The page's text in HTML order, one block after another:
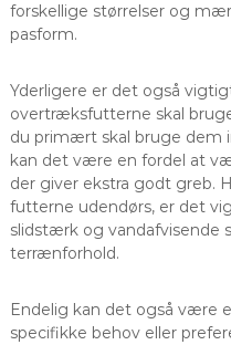
forskellige størrelser og
pasform.
Yderligere er det også
overtræksfutterne skal
du primært skal bruge dem
kan det være en fordel at
der giver ekstra godt greb.
futterne udendørs, er det
slidstærk og vandafvisende
terrænforhold.
Endelig kan det også være
specifikke behov eller